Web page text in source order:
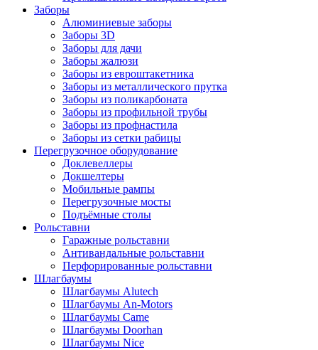
Заборы
Алюминиевые заборы
Заборы 3D
Заборы для дачи
Заборы жалюзи
Заборы из евроштакетника
Заборы из металлического прутка
Заборы из поликарбоната
Заборы из профильной трубы
Заборы из профнастила
Заборы из сетки рабицы
Перегрузочное оборудование
Доклевеллеры
Докшелтеры
Мобильные рампы
Перегрузочные мосты
Подъёмные столы
Рольставни
Гаражные рольставни
Антивандальные рольставни
Перфорированные рольставни
Шлагбаумы
Шлагбаумы Alutech
Шлагбаумы An-Motors
Шлагбаумы Came
Шлагбаумы Doorhan
Шлагбаумы Nice